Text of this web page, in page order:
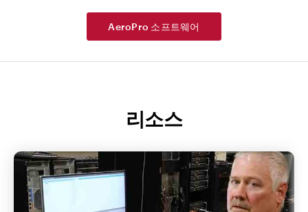
AeroPro 소프트웨어
리소스